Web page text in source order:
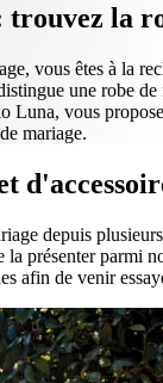
la
vous êtes à la
une robe
vous
mariage.
depuis
la présenter parmi
afin de venir